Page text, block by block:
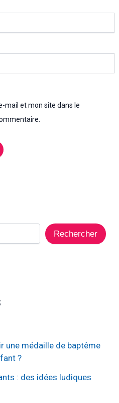
mail et mon site dans le
Rechercher
médaille de baptême
?
: des idées ludiques